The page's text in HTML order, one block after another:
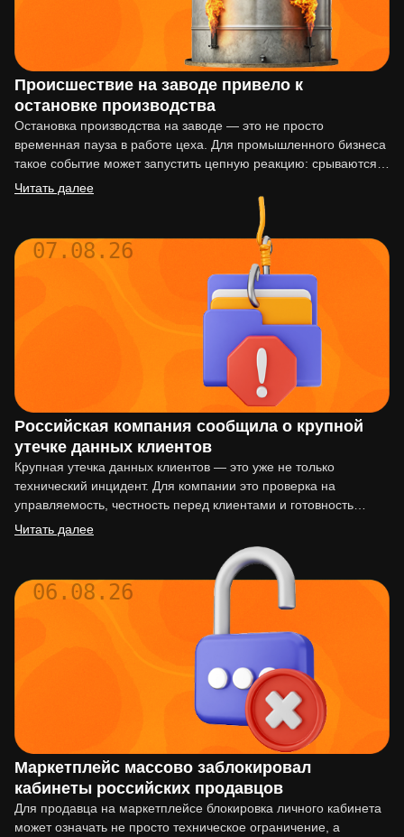
Происшествие на заводе привело к
остановке производства
Остановка производства на заводе — это не просто
временная пауза в работе цеха. Для промышленного бизнеса
такое событие может запустить цепную реакцию: срываются
сроки…
Читать далее
07.08.26
Российская компания сообщила о крупной
утечке данных клиентов
Крупная утечка данных клиентов — это уже не только
технический инцидент. Для компании это проверка на
управляемость, честность перед клиентами и готовность
действовать по…
Читать далее
06.08.26
Маркетплейс массово заблокировал
кабинеты российских продавцов
Для продавца на маркетплейсе блокировка личного кабинета
может означать не просто техническое ограничение, а